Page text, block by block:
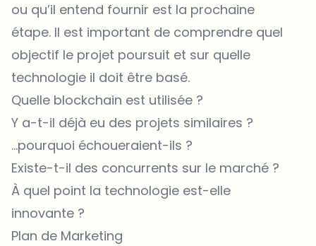
ou qu’il entend fournir est la prochaine
étape. Il est important de comprendre quel
objectif le projet poursuit et sur quelle
technologie il doit être basé.
Quelle blockchain est utilisée ?
Y a-t-il déjà eu des projets similaires ?
…pourquoi échoueraient-ils ?
Existe-t-il des concurrents sur le marché ?
À quel point la technologie est-elle
innovante ?
Plan de Marketing